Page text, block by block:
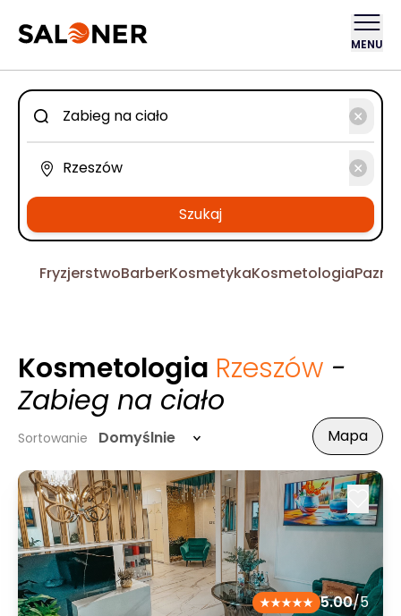
MENU
Szukaj
FryzjerstwoBarberKosmetykaKosmetologia
Kosmetologia Rzeszów -
Zabieg na ciało
Sortowanie Domyślnie Mapa
5.00/5